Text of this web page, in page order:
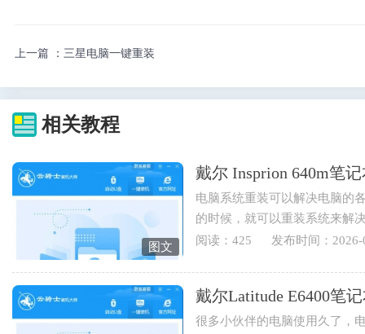
上一篇 ： 三星电脑一键重装
相关教程
图文
戴尔 Insprion 640m笔
电脑系统重装可以解决电脑的
的时候，就可以重装系统来解
也可以重装电脑系统来实现...
阅读：425 发布时间：2026-
戴尔Latitude E6400笔
很多小伙伴的电脑使用久了，